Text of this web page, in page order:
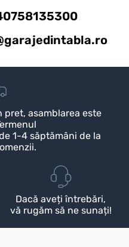
asamblarea este
1-4 săptămâni de la
Dacă aveți întrebări,
vă rugăm să ne sunați!